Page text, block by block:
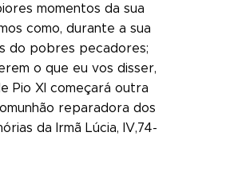
momentos da sua
como, durante a sua
do pobres pecadores;
o que eu vos disser,
Pio XI começará outra
reparadora dos
da Irmã Lúcia, IV,74-